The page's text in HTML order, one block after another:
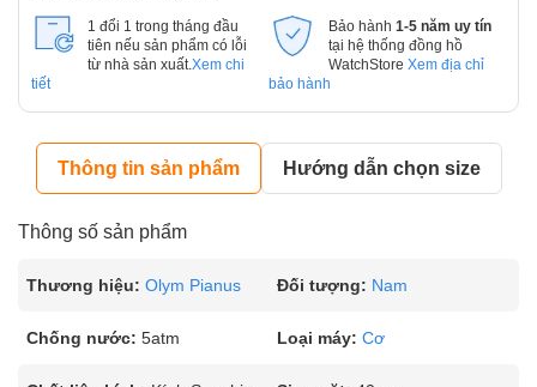
1 đổi 1 trong tháng đầu
tiên nếu sản phẩm có lỗi
từ nhà sản xuất. Xem chi
tiết
Bảo hành 1-5 năm uy tín
tại hệ thống đồng hồ
WatchStore Xem địa chỉ
bảo hành
Thông tin sản phẩm Hướng dẫn chọn size
Thông số sản phẩm
Thương hiệu: Olym Pianus Đối tượng: Nam
Chống nước: 5atm Loại máy: Cơ